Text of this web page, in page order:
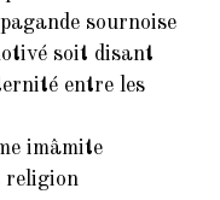
sournoise
soit disant
entre les
imâmite
religion